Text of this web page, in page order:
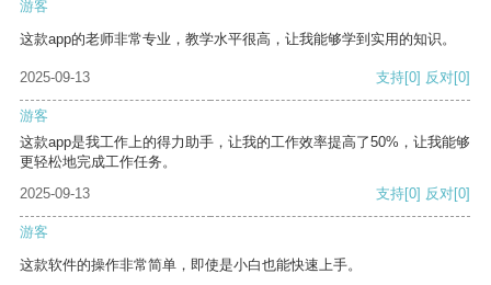
游客
这款app的老师非常专业，教学水平很高，让我能够学到实用的知识。
2025-09-13 支持[0] 反对[0]
游客
这款app是我工作上的得力助手，让我的工作效率提高了50%，让我能够
更轻松地完成工作任务。
2025-09-13
支持[0] 反对[0]
游客
这款软件的操作非常简单，即使是小白也能快速上手。